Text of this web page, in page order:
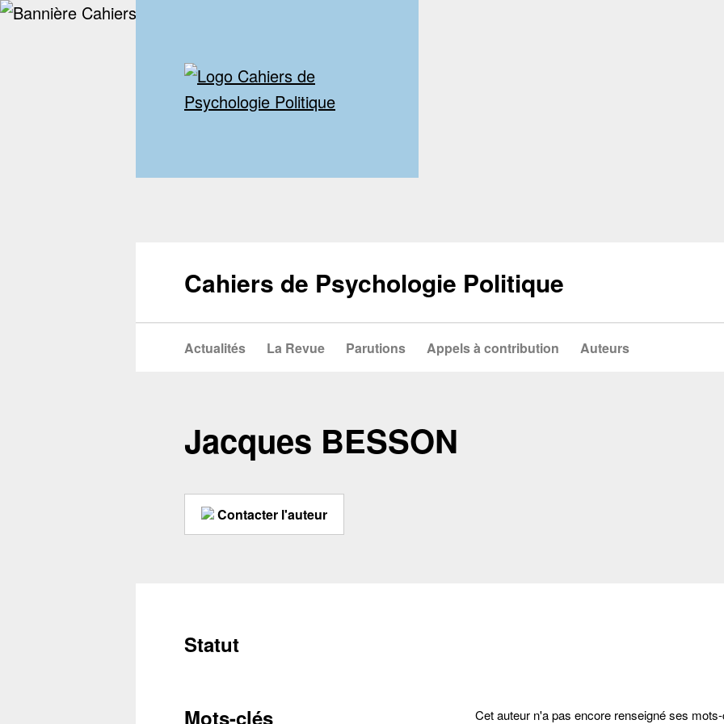
Cahiers de Psychologie Politique
Actualités La Revue Parutions Appels à contribution Auteurs
Jacques BESSON
Contacter l'auteur
Statut
Mots-clés Cet auteur n'a pas encore renseigné ses